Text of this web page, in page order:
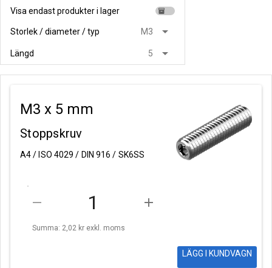
Visa endast produkter i lager inventory
Storlek / diameter / typ M3 arrow_drop_down
Längd 5 arrow_drop_down
M3 x 5 mm
Stoppskruv
A4 / ISO 4029 / DIN 916 / SK6SS
remove add
Summa: 2,02 kr exkl. moms
LÄGG I KUNDVAGN